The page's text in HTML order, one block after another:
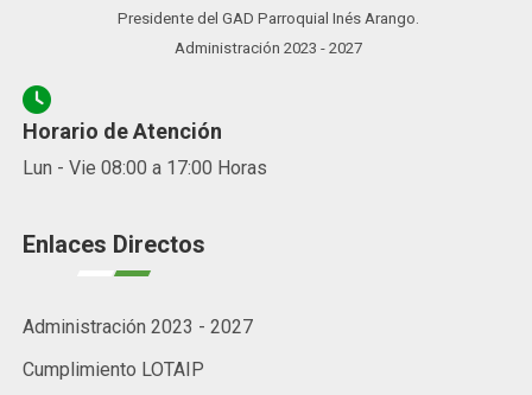
Presidente del GAD Parroquial Inés Arango.
Administración 2023 - 2027
Horario de Atención
Lun - Vie 08:00 a 17:00 Horas
Enlaces Directos
Administración 2023 - 2027
Cumplimiento LOTAIP